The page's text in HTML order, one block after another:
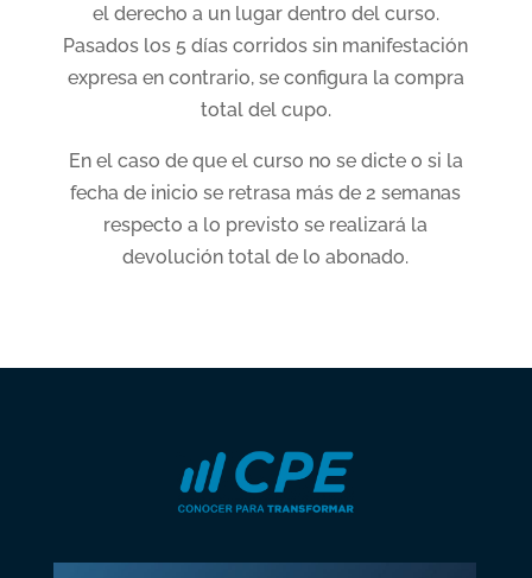
el derecho a un lugar dentro del curso.
Pasados los 5 días corridos sin manifestación
expresa en contrario, se configura la compra
total del cupo.
En el caso de que el curso no se dicte o si la
fecha de inicio se retrasa más de 2 semanas
respecto a lo previsto se realizará la
devolución total de lo abonado.